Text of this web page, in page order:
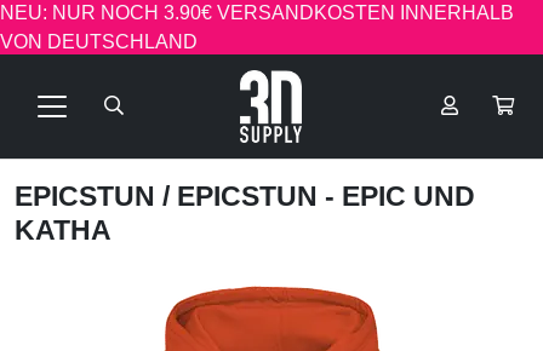
NEU: NUR NOCH 3.90€ VERSANDKOSTEN INNERHALB
VON DEUTSCHLAND
EPICSTUN / EPICSTUN - EPIC UND
KATHA